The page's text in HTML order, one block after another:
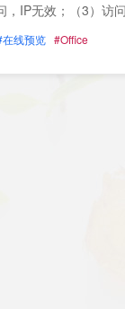
，IP无效；（3）
在线预览 #Office